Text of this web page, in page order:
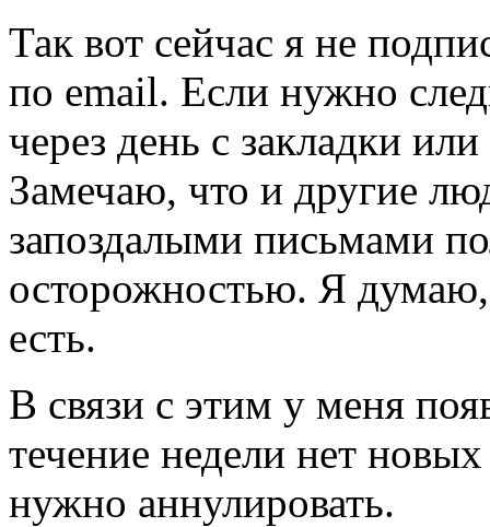
Так вот сейчас я не
по email. Если нужно
через день с закладки
Замечаю, что и другие
запоздалыми письмами
осторожностью. Я думаю,
есть.
В связи с этим у меня
течение недели нет
нужно аннулировать.